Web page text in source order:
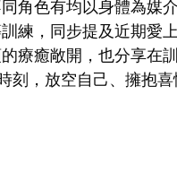
角色有均以身體為媒
練，同步提及近期愛
療癒敞開，也分享在
刻，放空自己、擁抱